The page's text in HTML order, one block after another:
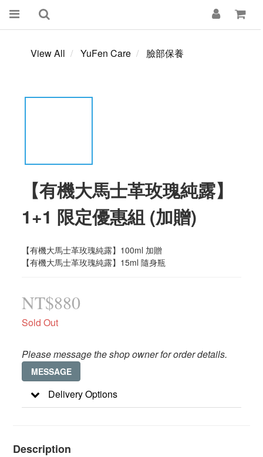
View All YuFen Care 臉部保養
【有機大馬士革玫瑰純露】
1+1 限定優惠組 (加贈)
【有機大馬士革玫瑰純露】100ml 加贈
【有機大馬士革玫瑰純露】15ml 隨身瓶
NT$880
Sold Out
Please message the shop owner for order details.
MESSAGE
Delivery Options
Description